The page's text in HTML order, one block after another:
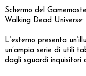
Schermo del
Walking Dead
L’esterno presenta
un’ampia serie di utili
dagli sguardi inquisitori